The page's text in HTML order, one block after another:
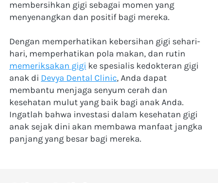
membersihkan gigi sebagai momen yang
menyenangkan dan positif bagi mereka.
Dengan memperhatikan kebersihan gigi sehari-
memeriksakan gigi ke spesialis kedokteran gigi
anak di Devya Dental Clinic, Anda dapat
membantu menjaga senyum cerah dan
kesehatan mulut yang baik bagi anak Anda.
Ingatlah bahwa investasi dalam kesehatan gigi
anak sejak dini akan membawa manfaat jangka
panjang yang besar bagi mereka.